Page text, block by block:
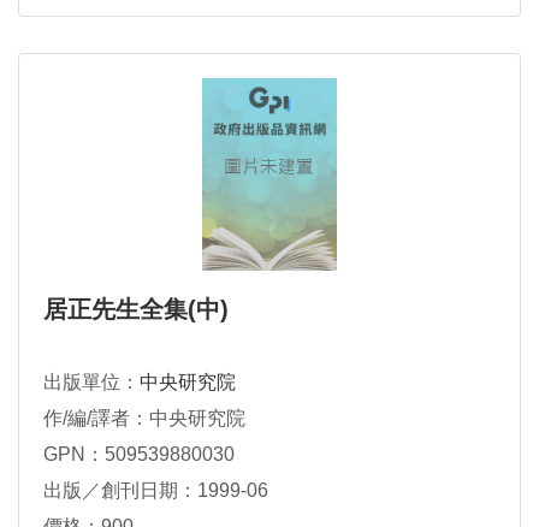
居正先生全集(中)
出版單位： 中央研究院
作/編/譯者：中央研究院
GPN：509539880030
出版／創刊日期：1999-06